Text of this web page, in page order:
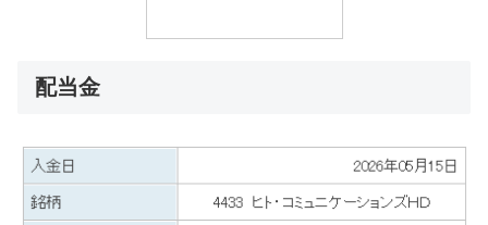
配当金